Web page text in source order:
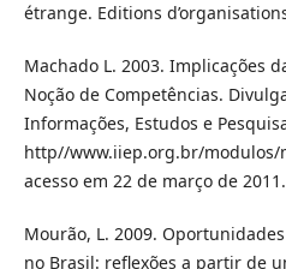
étrange. Editions
Machado L. 2003. Implicações
Noção de Competências.
Informações, Estudos e
http//www.iiep.org.br/modulos/
acesso em 22 de março de 2011.
Mourão, L. 2009.
no Brasil: reflexões a partir de